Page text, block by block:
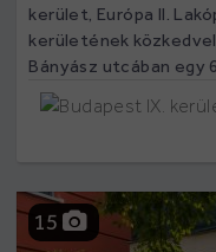
kerület, Európa II.
kerületének
Bányász utcában egy
15